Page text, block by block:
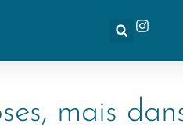
mais